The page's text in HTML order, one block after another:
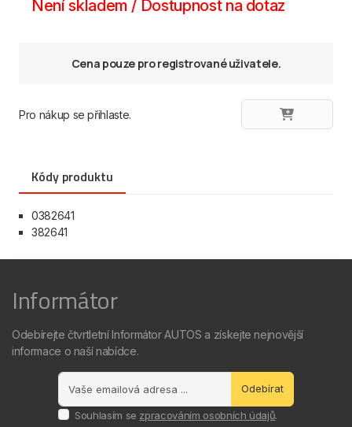
Není skladem / Dostupnost na dotaz
Cena pouze pro registrované uživatele.
Pro nákup se přihlaste.
Kódy produktu
0382641
382641
Informátor
Odebírejte čtvrtletní Informátor AUTOS a získejte nejnovější
informace o naší nabídce.
Odebírat
Souhlasím se zpracováním osobních údajů.